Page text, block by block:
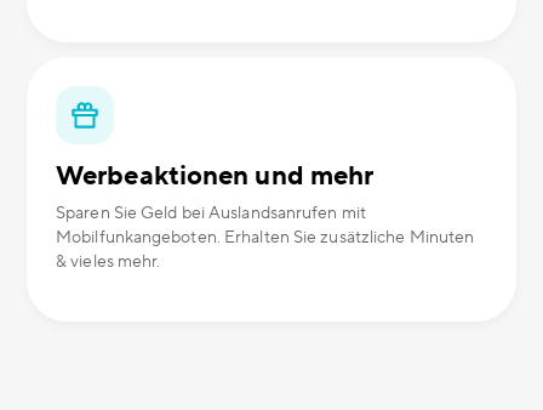
Werbeaktionen und mehr
Sparen Sie Geld bei Auslandsanrufen mit
Mobilfunkangeboten. Erhalten Sie zusätzliche Minuten
& vieles mehr.